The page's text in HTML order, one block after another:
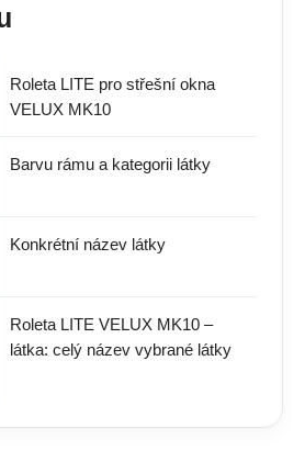
Roleta LITE pro střešní okna
VELUX MK10
Barvu rámu a kategorii látky
Konkrétní název látky
Roleta LITE VELUX MK10 –
látka: celý název vybrané látky